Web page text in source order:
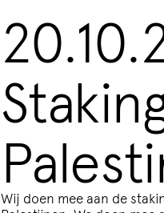
Wij doen mee aan de